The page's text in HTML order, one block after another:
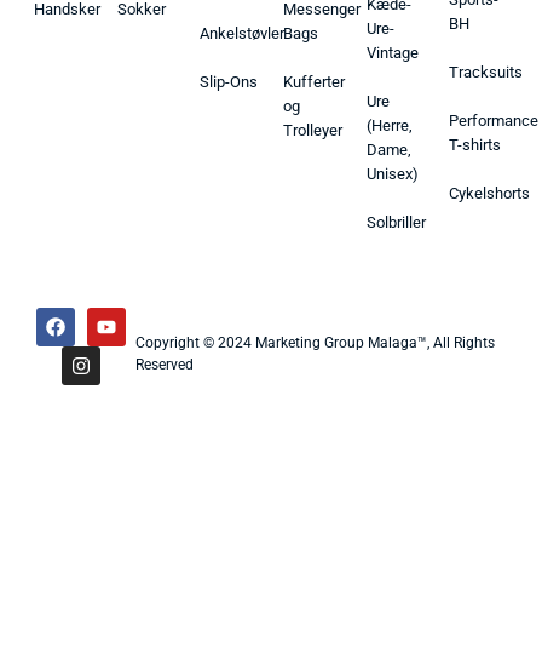
Handsker
Sokker
Ankelstøvler
Slip-Ons
Messenger
Bags
Kufferter
og
Trolleyer
Kæde-
Ure-
Vintage
Ure
(Herre,
Dame,
Unisex)
Solbriller
BH
Tracksuits
Performance
T-shirts
Cykelshorts
Copyright © 2024 Marketing Group Malaga™, All Rights
Reserved